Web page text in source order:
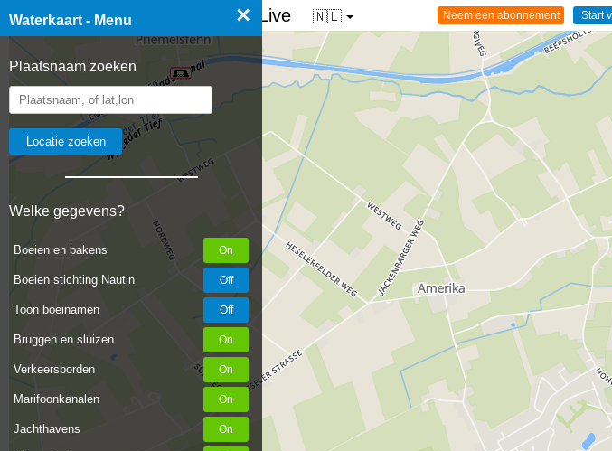
Waterkaart - Menu ×
Plaatsnaam zoeken
Welke gegevens?
Boeien en bakens
Boeien stichting Nautin
Toon boeinamen
Bruggen en sluizen
Verkeersborden
Marifoonkanalen
Jachthavens
☰ Waterkaart van Nederland - Live 🇳🇱